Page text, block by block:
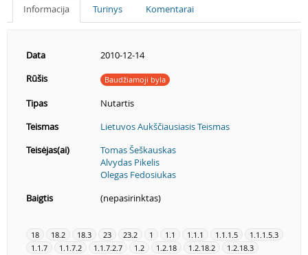
Informacija Turinys Komentarai
Data
2010-12-14
Rūšis
Baudžiamoji byla
Tipas
Nutartis
Teismas
Lietuvos Aukščiausiasis Teismas
Teisėjas(ai)
Tomas Šeškauskas
Alvydas Pikelis
Olegas Fedosiukas
Baigtis
(nepasirinktas)
18 18.2 18.3 23 23.2 1 1.1 1.1.1 1.1.1.5
1.1.1.5.3
1.1.7
1.1.7.2 1.1.7.2.7 1.2 1.2.18 1.2.18.2
1.2.18.3